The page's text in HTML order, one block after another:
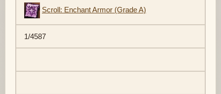
Scroll: Enchant Armor (Grade A)
1/4587